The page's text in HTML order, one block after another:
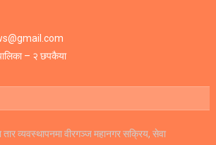
– २ छपकैया
व्यवस्थापनमा वीरगञ्ज महानगर सक्रिय, सेवा